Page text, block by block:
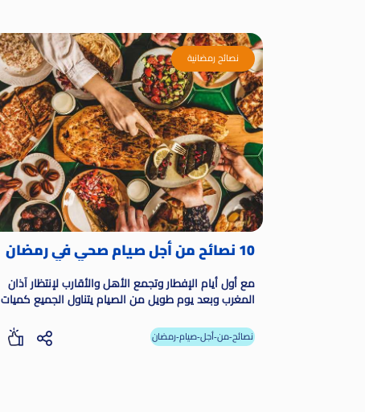
نصائح رمضانية
10 نصائح من أجل صيام صحي في رمضان
مع أول أيام الإفطار وتجمع الأهل والأقارب لإنتظار آذان
المغرب وبعد يوم طويل من الصيام يتناول الجميع كميات
الكربوهيدرات
نصائح-من-أجل-صيام-رمضان